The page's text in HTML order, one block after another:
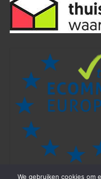
We gebruiken cookies om